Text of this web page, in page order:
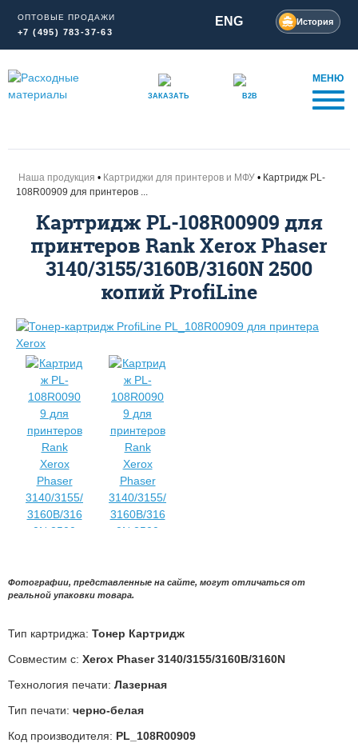
ОПТОВЫЕ ПРОДАЖИ
+7 (495) 783-37-63
ENG История
ЗАКАЗАТЬ B2B
МЕНЮ
Наша продукция Картриджи для принтеров и МФУ
Картридж PL-
108R00909 для принтеров ...
Картридж PL-108R00909 для
принтеров Rank Xerox Phaser
3140/3155/3160B/3160N 2500
копий ProfiLine
Фотографии, представленные на сайте, могут отличаться от
реальной упаковки товара.
Тип картриджа: Тонер Картридж
Совместим с: Xerox Phaser 3140/3155/3160B/3160N
Технология печати: Лазерная
Тип печати: черно-белая
Код производителя: PL_108R00909